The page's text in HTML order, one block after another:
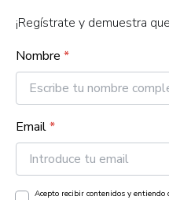
¡Regístrate y demuestra
Nombre *
Email*
Acepto recibir contenidos y